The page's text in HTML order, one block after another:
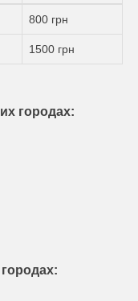
800 грн
1500 грн
городах: